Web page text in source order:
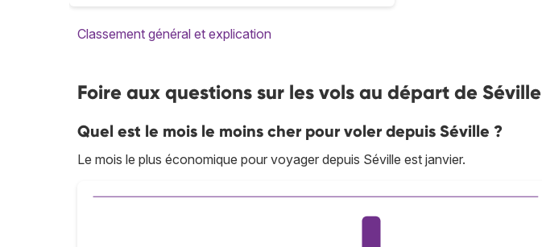
Classement général et explication
Foire aux questions sur les vols au départ de Séville
Quel est le mois le moins cher pour voler depuis Séville ?
Le mois le plus économique pour voyager depuis Séville est janvier.